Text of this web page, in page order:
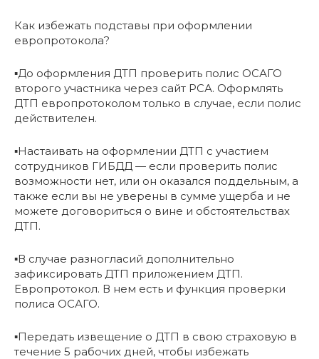
Как избежать подставы при оформлении
европротокола?
▪️До оформления ДТП проверить полис ОСАГО
второго участника через сайт РСА. Оформлять
ДТП европротоколом только в случае, если полис
действителен.
▪️Настаивать на оформлении ДТП с участием
сотрудников ГИБДД — если проверить полис
возможности нет, или он оказался поддельным, а
также если вы не уверены в сумме ущерба и не
можете договориться о вине и обстоятельствах
ДТП.
▪️В случае разногласий дополнительно
зафиксировать ДТП приложением ДТП.
Европротокол. В нем есть и функция проверки
полиса ОСАГО.
▪️Передать извещение о ДТП в свою страховую в
течение 5 рабочих дней, чтобы избежать